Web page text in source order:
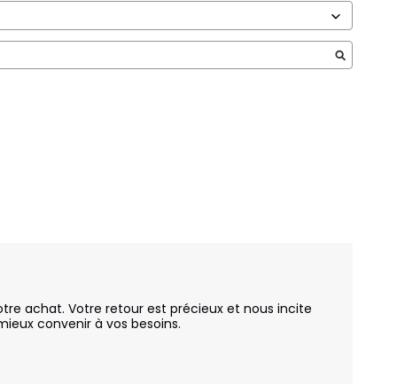
achat. Votre retour est précieux et nous incite
convenir à vos besoins.